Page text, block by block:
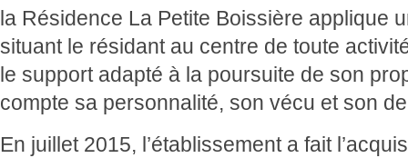
la Résidence La Petite Boissière applique
situant le résidant au centre de toute
le support adapté à la poursuite de son
compte sa personnalité, son vécu et son
En juillet 2015, l’établissement a fait